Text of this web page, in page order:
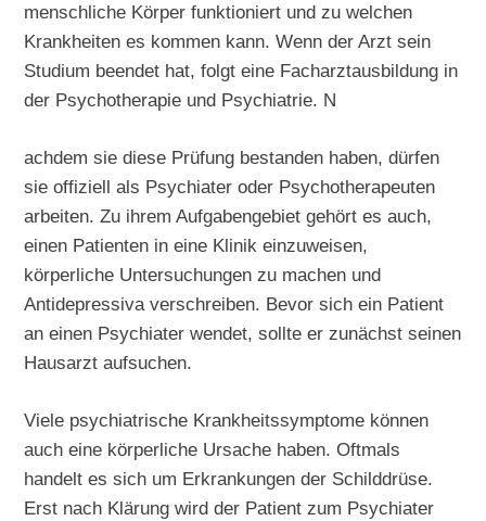
menschliche Körper funktioniert und zu welchen
Krankheiten es kommen kann. Wenn der Arzt sein
Studium beendet hat, folgt eine Facharztausbildung in
der Psychotherapie und Psychiatrie. N
achdem sie diese Prüfung bestanden haben, dürfen
sie offiziell als Psychiater oder Psychotherapeuten
arbeiten. Zu ihrem Aufgabengebiet gehört es auch,
einen Patienten in eine Klinik einzuweisen,
körperliche Untersuchungen zu machen und
Antidepressiva verschreiben. Bevor sich ein Patient
an einen Psychiater wendet, sollte er zunächst seinen
Hausarzt aufsuchen.
Viele psychiatrische Krankheitssymptome können
auch eine körperliche Ursache haben. Oftmals
handelt es sich um Erkrankungen der Schilddrüse.
Erst nach Klärung wird der Patient zum Psychiater